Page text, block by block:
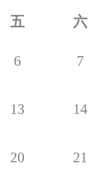
五 六
6 7
13 14
20 21